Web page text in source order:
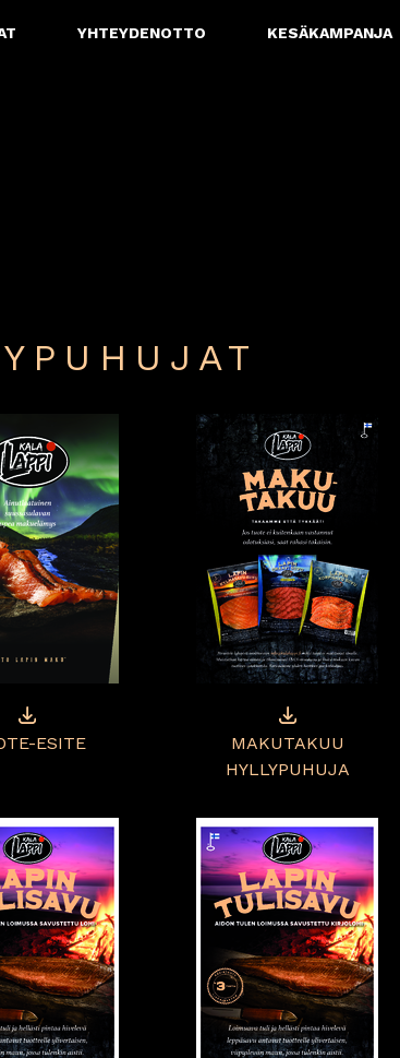
YHTEYDENOTTO KESÄKAMPANJA
ESITE
MAKUTAKUU
HYLLYPUHUJA